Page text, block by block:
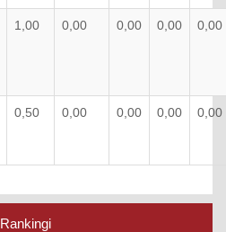
1,00 0,00 0,00 0,00 0,00
0,50 0,00 0,00 0,00 0,00
Rankingi